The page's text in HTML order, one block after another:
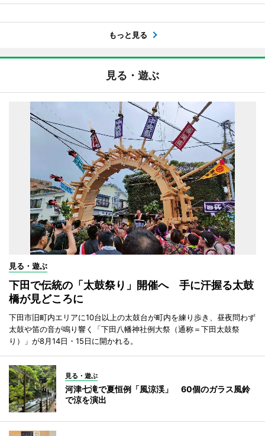
もっと見る
見る・遊ぶ
見る・遊ぶ
下田で伝統の「太鼓祭り」開催へ 手に汗握る太鼓
橋が見どころに
下田市旧町内エリアに10台以上の太鼓台が町内を練り歩き、昼夜問わず
太鼓や笛の音が鳴り響く「下田八幡神社例大祭（通称＝下田太鼓祭
り）」が8月14日・15日に開かれる。
見る・遊ぶ
河津七滝で夏恒例「風涼渓」 60個のガラス風鈴
で涼を演出